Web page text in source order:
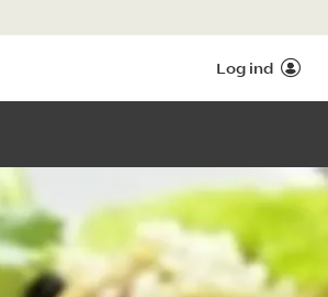
Log ind